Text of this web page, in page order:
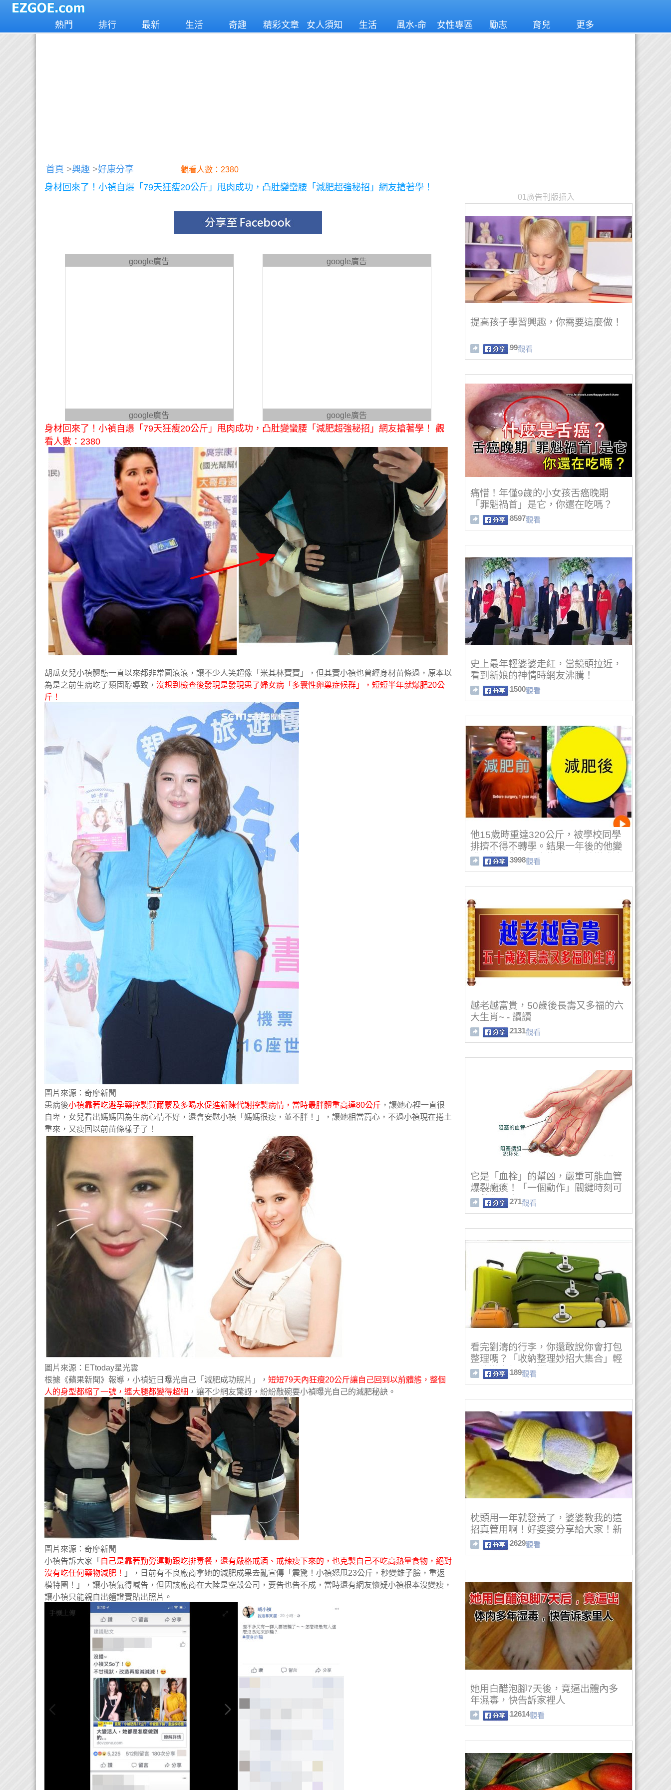
熱門 排行 最新 生活 奇趣 精彩文章 女人須知 生活
風水-命
女性專區 勵志 育兒 更多
首頁 >興趣 >好康分享 觀看人數：2380
身材回來了！小禎自爆「79天狂瘦20公斤」甩肉成功，凸肚變蠻腰「減肥超強秘招」網友搶著學！
google廣告
google廣告
google廣告
google廣告
身材回來了！小禎自爆「79天狂瘦20公斤」甩肉成功，凸肚變蠻腰「減肥超強秘招」網友搶著學！ 觀
看人數：2380
胡瓜女兒小禎體態一直以來都非常圓滾滾，讓不少人笑超像「米其林寶寶」，但其實小禎也曾經身材苗條過，原本以
為是之前生病吃了類固醇導致， 沒想到檢查後發現是發現患了婦女病「多囊性卵巢症候群」，短短半年就爆肥20公
斤！
圖片來源：奇摩新聞
患病後小禎靠著吃避孕藥控製賀爾蒙及多喝水促進新陳代謝控製病情，當時最胖體重高達80公斤 ，讓她心裡一直很
自卑，女兒看出媽媽因為生病心情不好，還會安慰小禎「媽媽很瘦，並不胖！」，讓她相當窩心，不過小禎現在捲土
重來，又瘦回以前苗條樣子了！
圖片來源：ETtoday星光雲
根據《蘋果新聞》報導，小禎近日曝光自己「減肥成功照片」， 短短79天內狂瘦20公斤讓自己回到以前體態，整個
人的身型都縮了一號，連大腿都變得超細 ，讓不少網友驚訝，紛紛敲碗要小禎曝光自己的減肥秘訣。
圖片來源：奇摩新聞
小禎告訴大家「 自己是靠著勤勞運動跟吃排毒餐，還有嚴格戒酒、戒辣瘦下來的，也克製自己不吃高熱量食物，絕對
沒有吃任何藥物減肥！
」，日前有不良廠商拿她的減肥成果去亂宣傳「震驚！小禎怒甩23公斤，秒變錐子臉，重返
模特圈！」，讓小禎氣得喊告，但因該廠商在大陸是空殼公司，要告也告不成，當時還有網友懷疑小禎根本沒變瘦，
讓小禎只能親自出麵證實貼出照片。
01廣告刊版插入
提高孩子學習興趣，你需要這麼做！
99觀看
痛惜！年僅9歲的小女孩舌癌晚期
「罪魁禍首」是它，你還在吃嗎？
8597觀看
史上最年輕婆婆走紅，當鏡頭拉近，
看到新娘的神情時網友沸騰！
1500觀看
他15歲時重達320公斤，被學校同學
排擠不得不轉學。結果一年後的他變
成了校園的風雲人物……竟然變成這
樣了！
3998觀看
越老越富貴，50歲後長壽又多福的六
大生肖~ - 讀讀
2131觀看
它是「血栓」的幫凶，嚴重可能血管
爆裂癱瘓！「一個動作」關鍵時刻可
以救你一命！
271觀看
看完劉濤的行李，你還敢說你會打包
整理嗎？「收納整理妙招大集合」輕
鬆旅遊出行不煩惱！
189觀看
枕頭用一年就發黃了，婆婆教我的這
招真管用啊！好婆婆分享給大家！新
年快要到了，打掃起來吧！
2629觀看
她用白醋泡腳7天後，竟逼出體內多
年濕毒，快告訴家裡人
12614觀看